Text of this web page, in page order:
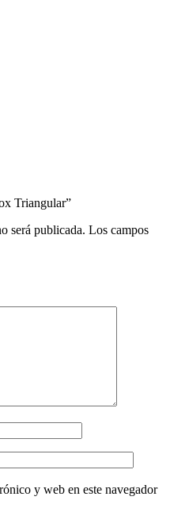
Triangular”
será publicada. Los campos
y web en este navegador